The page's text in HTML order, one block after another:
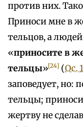
против них.
Приноси мне в
тельцов, а
«приносите в
тельцы»[24] (Ос.
заповедует, но:
тельцы;
жертву не